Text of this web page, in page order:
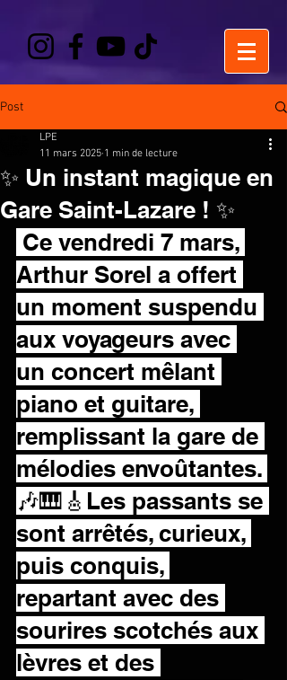
Post
✨ Un instant magique en
Gare Saint-Lazare ! ✨
LPE
11 mars 2025 1 min de lecture
Arthur Sorel a offert
un moment suspendu
aux voyageurs avec
un concert mêlant
piano et guitare,
remplissant la gare de
mélodies envoûtantes.
🎶🎹🎸Les passants se
sont arrêtés, curieux,
puis conquis,
repartant avec des
sourires scotchés aux
lèvres et des